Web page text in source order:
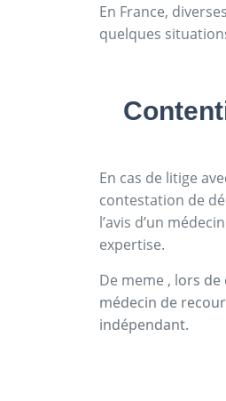
En France,
quelques
En cas de litige
contestation de
l’avis d’un
expertise.
De meme , lors de
médecin de
indépendant.